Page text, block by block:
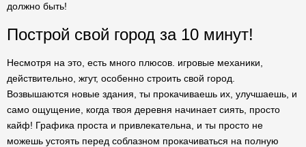
должно быть!
Построй свой город за 10 минут!
Несмотря на это, есть много плюсов. игровые механики,
действительно, жгут, особенно строить свой город.
Возвышаются новые здания, ты прокачиваешь их, улучшаешь, и
само ощущение, когда твоя деревня начинает сиять, просто
кайф! Графика проста и привлекательна, и ты просто не
можешь устоять перед соблазном прокачиваться на полную